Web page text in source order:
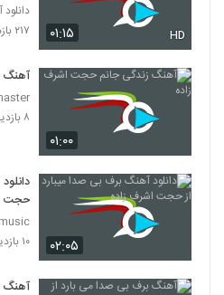
۰۱:۱۵ HD
۲۱۷ بازدید
۰۱:۰۰
آهنگ
۸ بازدید
۰۲:۰۵
حجت
۱۰ بازدید
آهنگ